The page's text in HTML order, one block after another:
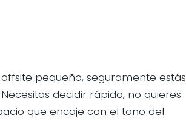
pequeño, seguramente estás
decidir rápido, no quieres
que encaje con el tono del